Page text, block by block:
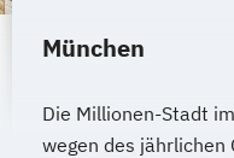
München
Die Millionen-Stadt
wegen des